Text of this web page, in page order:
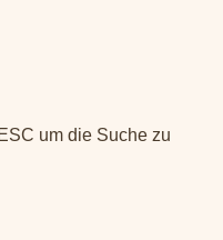
um die Suche zu